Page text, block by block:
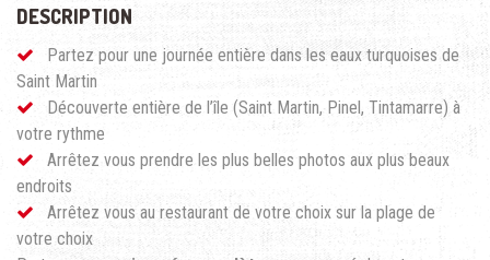
DESCRIPTION
Partez pour une journée entière dans les eaux turquoises de
Saint Martin
Découverte entière de l’île (Saint Martin, Pinel, Tintamarre) à
votre rythme
Arrêtez vous prendre les plus belles photos aux plus beaux
endroits
Arrêtez vous au restaurant de votre choix sur la plage de
votre choix